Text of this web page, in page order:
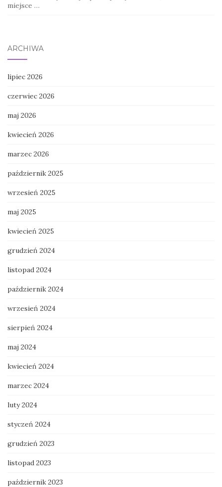
miejsce …
ARCHIWA
lipiec 2026
czerwiec 2026
maj 2026
kwiecień 2026
marzec 2026
październik 2025
wrzesień 2025
maj 2025
kwiecień 2025
grudzień 2024
listopad 2024
październik 2024
wrzesień 2024
sierpień 2024
maj 2024
kwiecień 2024
marzec 2024
luty 2024
styczeń 2024
grudzień 2023
listopad 2023
październik 2023